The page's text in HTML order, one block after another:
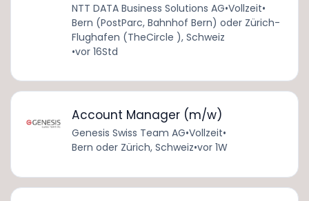
NTT DATA Business Solutions AG•Vollzeit•
Bern (PostParc, Bahnhof Bern) oder Zürich-
Flughafen (TheCircle ), Schweiz
•vor 16Std
Account Manager (m/w)
Genesis Swiss Team AG•Vollzeit•
Bern oder Zürich, Schweiz•vor 1W